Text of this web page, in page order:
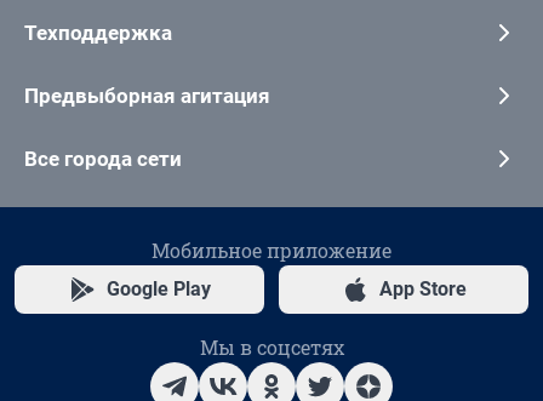
Техподдержка
Предвыборная агитация
Все города сети
Мобильное приложение
Google Play App Store
Мы в соцсетях